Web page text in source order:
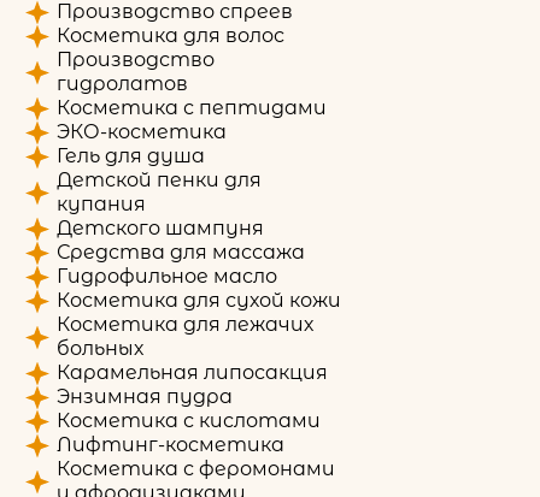
Производство спреев
Косметика для волос
Производство
гидролатов
Косметика с пептидами
ЭКО-косметика
Гель для душа
Детской пенки для
купания
Детского шампуня
Средства для массажа
Гидрофильное масло
Косметика для сухой кожи
Косметика для лежачих
больных
Карамельная липосакция
Энзимная пудра
Косметика с кислотами
Лифтинг-косметика
Косметика с феромонами